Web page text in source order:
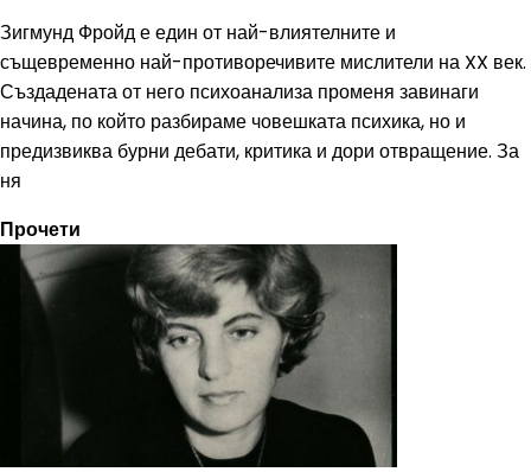
Зигмунд Фройд е един от най-влиятелните и
същевременно най-противоречивите мислители на XX век.
Създадената от него психоанализа променя завинаги
начина, по който разбираме човешката психика, но и
предизвиква бурни дебати, критика и дори отвращение. За
ня
Прочети